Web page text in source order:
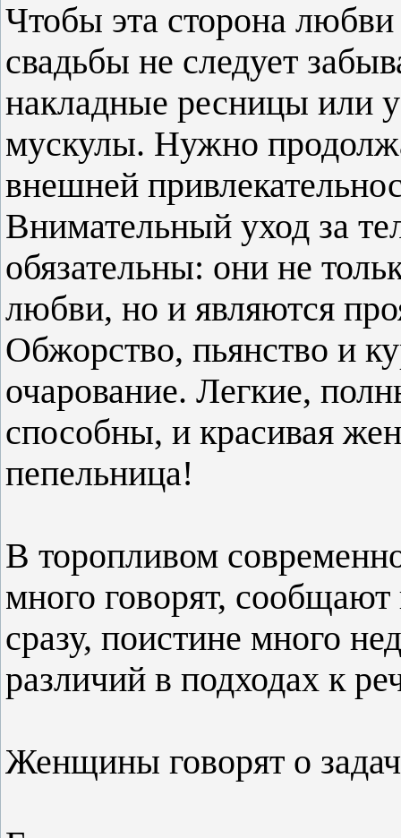
Чтобы эта сторона
свадьбы не следует
накладные ресницы или
мускулы. Нужно
внешней
Внимательный уход за
обязательны: они не
любви, но и являются
Обжорство, пьянство и
очарование. Легкие,
способны, и красивая
пепельница!
В торопливом
много говорят,
сразу, поистине много
различий в подходах к
Женщины говорят о